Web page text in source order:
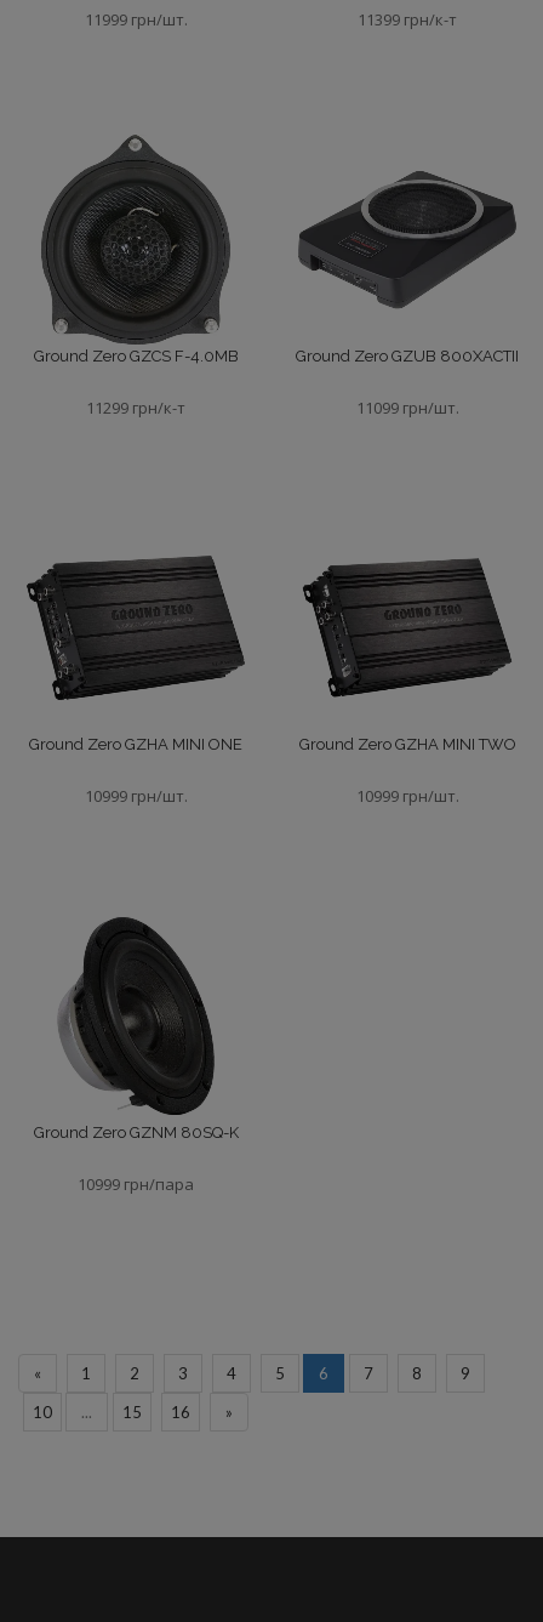
11999 грн/шт. 11399 грн/к-т
Ground Zero GZCS F-4.0MB
11299 грн/к-т
Ground Zero GZUB 800XACTII
11099 грн/шт.
Ground Zero GZHA MINI ONE
10999 грн/шт.
Ground Zero GZHA MINI TWO
10999 грн/шт.
Ground Zero GZNM 80SQ-K
10999 грн/пара
« 1 2 3 4 5 6 7 8
9
10
... 15 16 »